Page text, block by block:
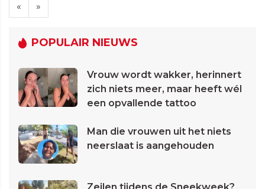
« »
POPULAIR NIEUWS
Vrouw wordt wakker, herinnert
zich niets meer, maar heeft wél
een opvallende tattoo
Man die vrouwen uit het niets
neerslaat is aangehouden